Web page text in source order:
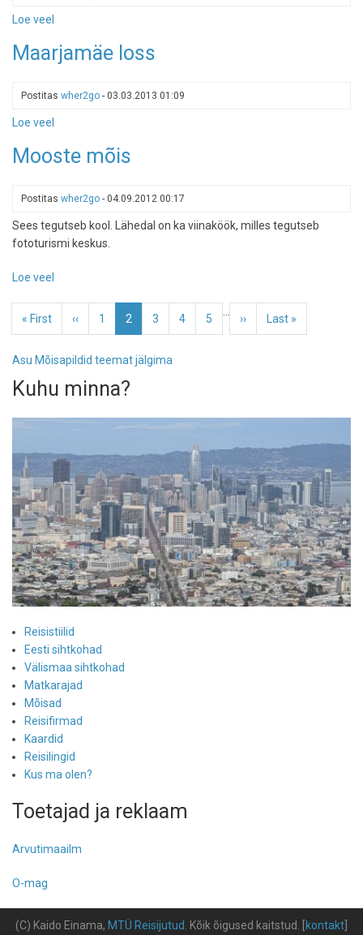
Loe veel
loss
Maarjamäe loss
Postitas wher2go - 03.03.2013 01:09
Loe veel
loss
Mooste mõis
Postitas wher2go - 04.09.2012 00:17
Sees tegutseb kool. Lähedal on ka viinaköök, milles tegutseb
fototurismi keskus.
Loe veel
Pagination
Esimene
leht
« First
Eelmine
leht
‹‹ Page
1
Eesolev
leht
2 Page
3 Page
4 Page
5
Järgmine
leht
››
Viimane
leht
Last »
Asu Mõisapildid teemat jälgima
Kuhu minna?
Reisistiilid
Eesti sihtkohad
Välismaa sihtkohad
Matkarajad
Mõisad
Reisifirmad
Kaardid
Reisilingid
Kus ma olen?
Toetajad ja reklaam
Arvutimaailm
O-mag
(C) Kaido Einama, MTÜ Reisijutud Kõik õigused kaitstud kontakt